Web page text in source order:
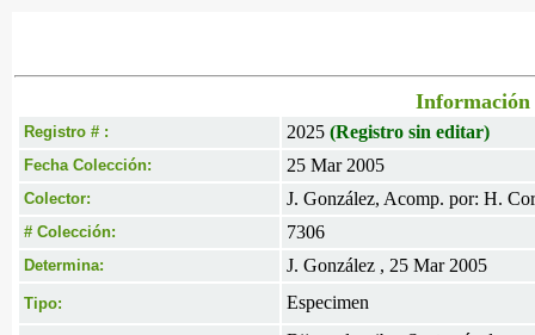
Información
Registro # : 2025 (Registro sin editar)
Fecha Colección: 25 Mar 2005
Colector: J. González, Acomp. por: H.
# Colección: 7306
Determina: J. González , 25 Mar 2005
Tipo: Especimen